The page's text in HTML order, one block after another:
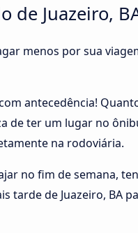
Juazeiro,
menos por sua
antecedência!
ter um lugar no
na rodoviária.
no fim de semana,
de Juazeiro, BA